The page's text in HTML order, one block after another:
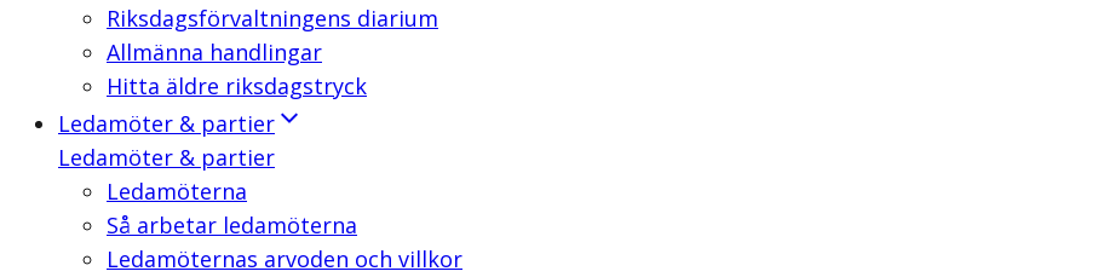
Riksdagsförvaltningens diarium
Allmänna handlingar
Hitta äldre riksdagstryck
Ledamöter & partier
Ledamöter & partier
Ledamöterna
Så arbetar ledamöterna
Ledamöternas arvoden och villkor